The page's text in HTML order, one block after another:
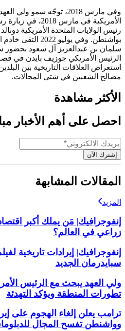
وفي مارس 2018، توجّه سمو
الأمريكية في مارس
رئيس الولايات المتحدة الأمريكية
بواشنطن. وفي يوليو
سلمان بن عبدالعزيز آل سعود بحضور
الرئيس الأمريكي جوزيف بايدن في
استعراض العلاقات التاريخية بين
مصالح الشعبين في شتى المجالات.
الأكثر مشاهدة
احصل على أهم الأخبار
إشترك الآن
المقالات المشابهة
المزيد
إنفوجرافيك| مَن يملك أكبر
زراعي في العالم؟
إنفوجرافيك| إيرادات تاريخية
سبايدرمان الجديد
ولي العهد يبحث مع الرئيس
تطورات المنطقة ويؤكد التهدئة
ترامب يعلن إلغاء الهجوم على
وواشنطن تفسح المجال